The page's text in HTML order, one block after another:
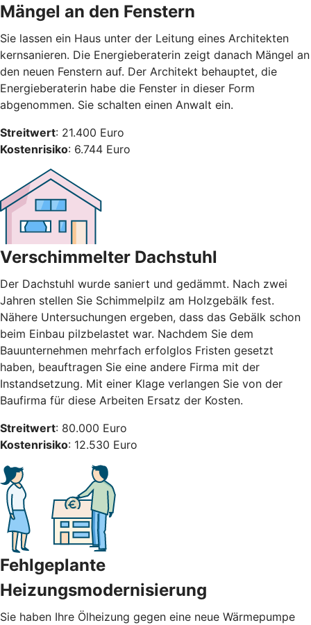
Mängel an den Fenstern
Sie lassen ein Haus unter der Leitung eines Architekten
kernsanieren. Die Energieberaterin zeigt danach Mängel an
den neuen Fenstern auf. Der Architekt behauptet, die
Energieberaterin habe die Fenster in dieser Form
abgenommen. Sie schalten einen Anwalt ein.
Streitwert: 21.400 Euro
Kostenrisiko: 6.744 Euro
Verschimmelter Dachstuhl
Der Dachstuhl wurde saniert und gedämmt. Nach zwei
Jahren stellen Sie Schimmelpilz am Holzgebälk fest.
Nähere Untersuchungen ergeben, dass das Gebälk schon
beim Einbau pilzbelastet war. Nachdem Sie dem
Bauunternehmen mehrfach erfolglos Fristen gesetzt
haben, beauftragen Sie eine andere Firma mit der
Instandsetzung. Mit einer Klage verlangen Sie von der
Baufirma für diese Arbeiten Ersatz der Kosten.
Streitwert: 80.000 Euro
Kostenrisiko: 12.530 Euro
Fehlgeplante
Heizungsmodernisierung
Sie haben Ihre Ölheizung gegen eine neue Wärmepumpe